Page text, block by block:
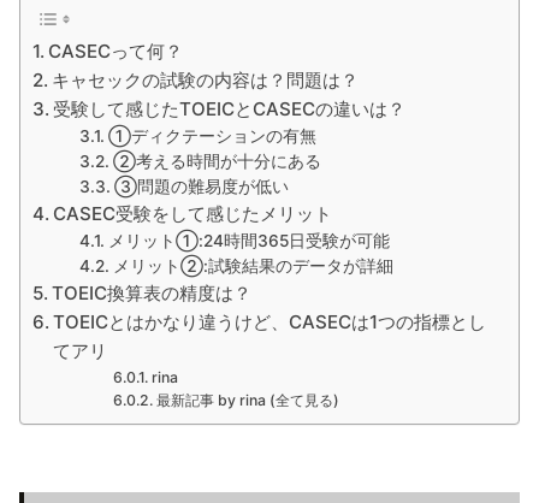
CASECって何？
キャセックの試験の内容は？問題は？
受験して感じたTOEICとCASECの違いは？
①ディクテーションの有無
②考える時間が十分にある
③問題の難易度が低い
CASEC受験をして感じたメリット
メリット①:24時間365日受験が可能
メリット②:試験結果のデータが詳細
TOEIC換算表の精度は？
TOEICとはかなり違うけど、CASECは1つの指標とし
てアリ
rina
最新記事 by rina (全て見る)